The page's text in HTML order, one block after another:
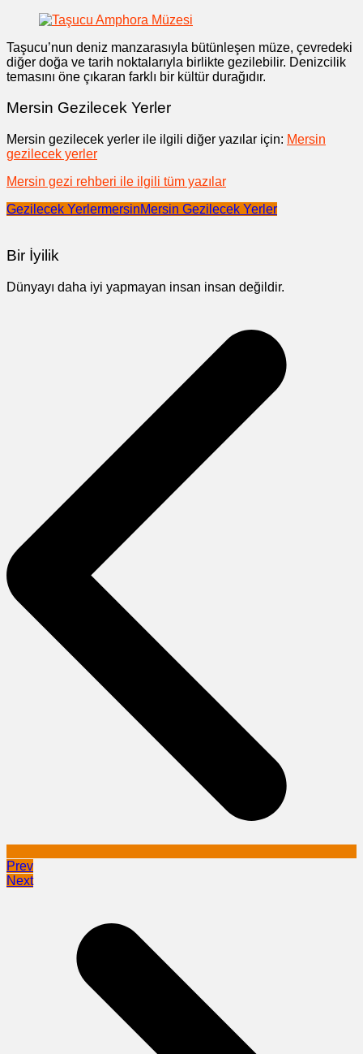
Taşucu’nun deniz manzarasıyla bütünleşen müze, çevredeki
diğer doğa ve tarih noktalarıyla birlikte gezilebilir. Denizcilik
temasını öne çıkaran farklı bir kültür durağıdır.
Mersin Gezilecek Yerler
Mersin gezilecek yerler ile ilgili diğer yazılar için: Mersin
gezilecek yerler
Mersin gezi rehberi ile ilgili tüm yazılar
Gezilecek YerlermersinMersin Gezilecek Yerler
Bir İyilik
Dünyayı daha iyi yapmayan insan insan değildir.
Prev
Next